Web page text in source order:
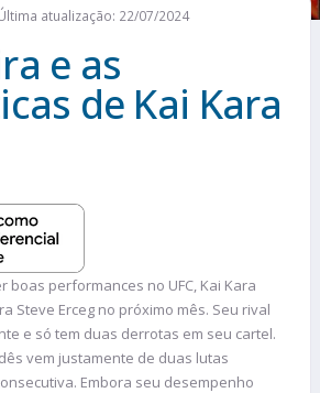
atualização: 22/07/2024
e as
de Kai Kara
boas performances no UFC, Kai Kara
Steve Erceg no próximo mês. Seu rival
e só tem duas derrotas em seu cartel.
vem justamente de duas lutas
Embora seu desempenho